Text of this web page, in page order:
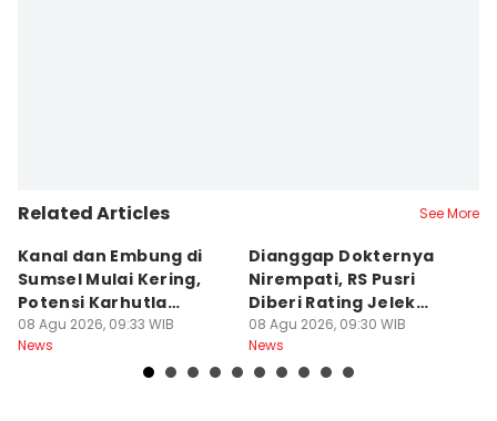
Related Articles See More
Kanal dan Embung di
Sumsel Mulai Kering,
Potensi Karhutla
Meningkat
08 Agu 2026, 09:33 WIB
News
Dianggap Dokternya
Nirempati, RS Pusri
Diberi Rating Jelek
Warga Net
08 Agu 2026, 09:30 WIB
News